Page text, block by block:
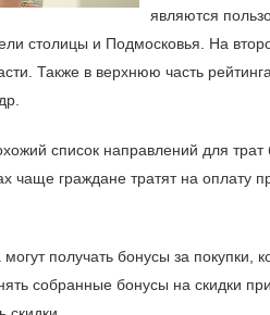
являются
столицы и Подмосковья. На
Также в верхнюю часть
список направлений для трат
чаще граждане тратят на оплату
получать бонусы за покупки,
собранные бонусы на скидки при